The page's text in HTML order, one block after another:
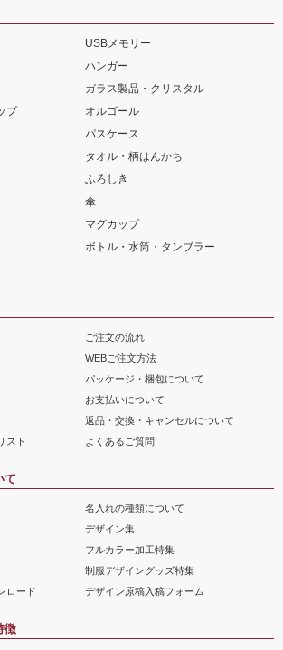
USBメモリー
ハンガー
ガラス製品・クリスタル
プ
オルゴール
パスケース
タオル・柄はんかち
ふろしき
傘
マグカップ
ボトル・水筒・タンブラー
ご注文の流れ
WEBご注文方法
パッケージ・梱包について
お支払いについて
返品・交換・キャンセルについて
スト
よくあるご質問
て
名入れの種類について
デザイン集
フルカラー加工特集
制服デザイングッズ特集
ロード
デザイン原稿入稿フォーム
徴